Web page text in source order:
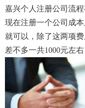
嘉兴个人注册公司流程
现在注册一个公司成
就可以，除了这两项
差不多一共1000元左右